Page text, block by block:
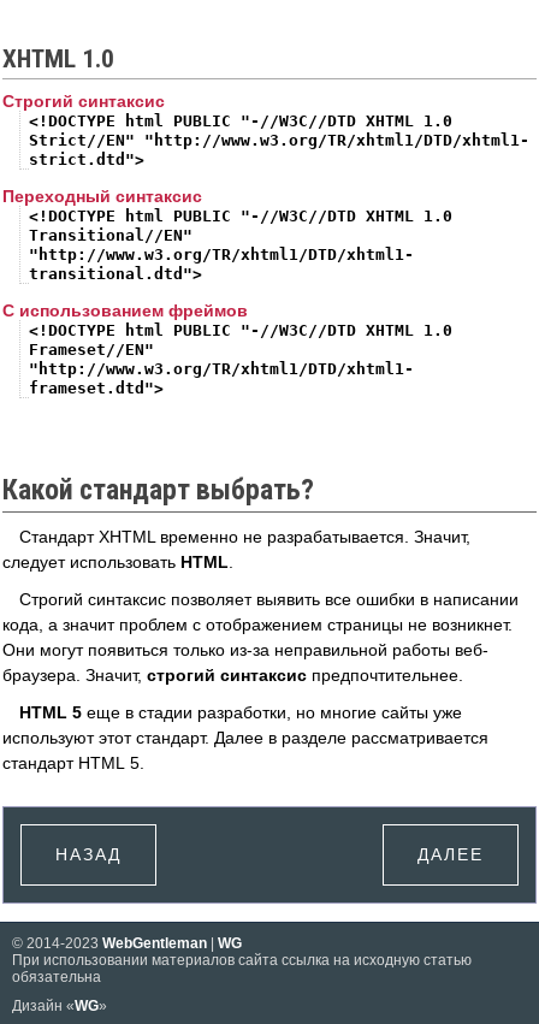
XHTML 1.0
Строгий синтаксис
<!DOCTYPE html PUBLIC "-//W3C//DTD XHTML 1.0
Strict//EN" "http://www.w3.org/TR/xhtml1/DTD/xhtml1-
strict.dtd">
Переходный синтаксис
<!DOCTYPE html PUBLIC "-//W3C//DTD XHTML 1.0
Transitional//EN"
"http://www.w3.org/TR/xhtml1/DTD/xhtml1-
transitional.dtd">
С использованием фреймов
<!DOCTYPE html PUBLIC "-//W3C//DTD XHTML 1.0
Frameset//EN"
"http://www.w3.org/TR/xhtml1/DTD/xhtml1-
frameset.dtd">
Какой стандарт выбрать?
Стандарт XHTML временно не разрабатывается. Значит,
следует использовать HTML
Строгий синтаксис позволяет выявить все ошибки в написании
кода, а значит проблем с отображением страницы не возникнет.
Они могут появиться только из-за неправильной работы веб-
браузера. Значит, строгий синтаксис предпочтительнее.
HTML 5 еще в стадии разработки, но многие сайты уже
используют этот стандарт. Далее в разделе рассматривается
стандарт HTML 5.
НАЗАД ДАЛЕЕ
© 2014-2023 WebGentleman | WG
При использовании материалов сайта ссылка на исходную статью
обязательна
Дизайн «WG»